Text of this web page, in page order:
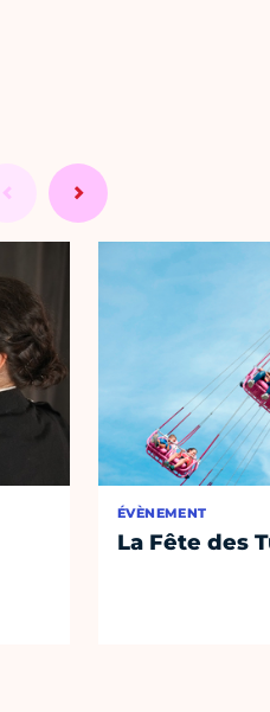
ÉVÈNEMENT
La Fête des